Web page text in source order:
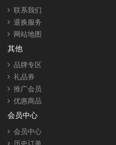
联系我们
退换服务
网站地图
其他
品牌专区
礼品券
推广会员
优惠商品
会员中心
会员中心